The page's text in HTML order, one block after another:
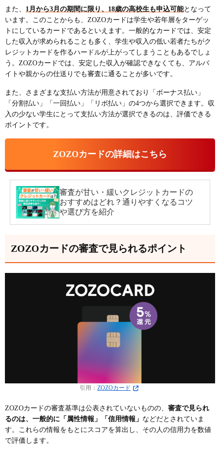
また、 1月から3月の期間に限り、18歳の高校生も申込可能となって
います。このことからも、ZOZOカードは学生や若年層をターゲッ
トにしているカードであるといえます。一般的なカードでは、安定
した収入が求められることも多く、学生や収入の低い若者たちがク
レジットカードを作るハードルが上がってしまうこともあるでしょ
う。ZOZOカードでは、安定した収入が確認できなくても、アルバ
イトや親からの仕送りでも審査に通ることが多いです。
また、さまざまな支払い方法が用意されており「ボーナス払い」
「分割払い」「一回払い」「リボ払い」の4つから選択できます。収
入の少ない学生にとって支払い方法が選択できるのは、評価できる
ポイントです。
ZOZOカードの詳細はこちら
審査が甘い・緩いクレジットカードの
おすすめはどれ？通りやすくなるコツ
や選び方を紹介
ZOZOカードの審査で見られるポイント
引用： ZOZOカード
ZOZOカードの審査基準は公表されていないものの、 審査で見られ
るのは、一般的に「属性情報」「信用情報」 などだとされていま
す。これらの情報をもとにスコアを算出し、その人の信用力を数値
で評価します。